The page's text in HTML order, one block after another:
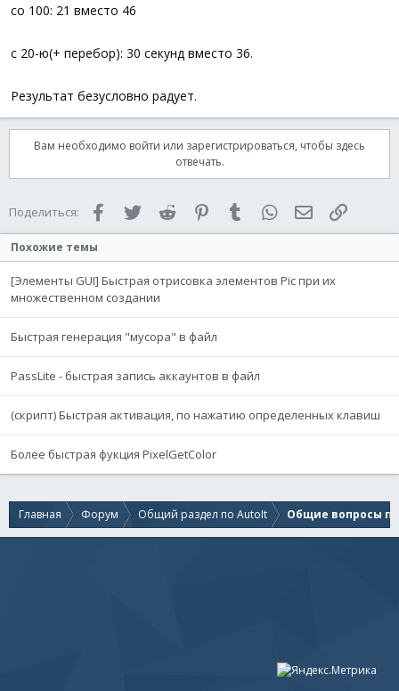
со 100: 21 вместо 46
с 20-ю(+ перебор): 30 секунд вместо 36.
Результат безусловно радует.
Вам необходимо войти или зарегистрироваться, чтобы здесь
отвечать.
Поделиться: FacebookTwitter Reddit PinterestTumblr WhatsAppЭлектронная
Похожие темы
[Элементы GUI] Быстрая отрисовка элементов Pic при их
множественном создании
Быстрая генерация "мусора" в файл
PassLite - быстрая запись аккаунтов в файл
(скрипт) Быстрая активация, по нажатию определенных клавиш
Более быстрая фукция PixelGetColor
Главная Форум Общий раздел по AutoIt Общие вопросы